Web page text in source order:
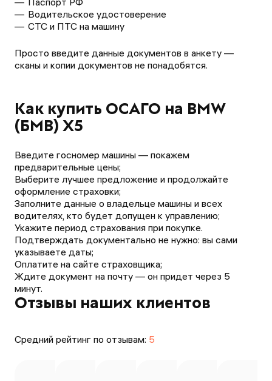
Водительское удостоверение
СТС и ПТС на машину
Просто введите данные документов в анкету —
сканы и копии документов не понадобятся.
Как купить ОСАГО на BMW
(БМВ) X5
Введите госномер машины — покажем
предварительные цены;
Выберите лучшее предложение и продолжайте
оформление страховки;
Заполните данные о владельце машины и всех
водителях, кто будет допущен к управлению;
Укажите период страхования при покупке.
Подтверждать документально не нужно: вы сами
указываете даты;
Оплатите на сайте страховщика;
Ждите документ на почту — он придет через 5
минут.
Отзывы наших клиентов
Средний рейтинг по отзывам: 5